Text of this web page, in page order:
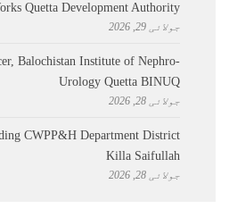
Quetta Development Authority
جولائی 29, 2026
Balochistan Institute of Nephro-
Urology Quetta BINUQ
جولائی 28, 2026
CWPP&H Department District
Killa Saifullah
جولائی 28, 2026